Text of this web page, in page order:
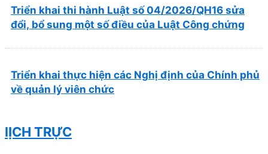
Triển khai thi hành Luật số 04/2026/QH16 sửa
đổi, bổ sung một số điều của Luật Công chứng
Triển khai thực hiện các Nghị định của Chính phủ
về quản lý viên chức
lỊCH TRỰC